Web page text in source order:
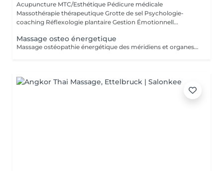
Acupuncture MTC/Esthétique Pédicure médicale
Massothérapie thérapeutique Grotte de sel Psychologie-
coaching Réflexologie plantaire Gestion Émotionnell...
Massage osteo énergetique
Massage ostéopathie énergétique des méridiens et organes. Blocage de l'auto-guérison et du mieux-être. Prise en charge phytotherapeutique associé.